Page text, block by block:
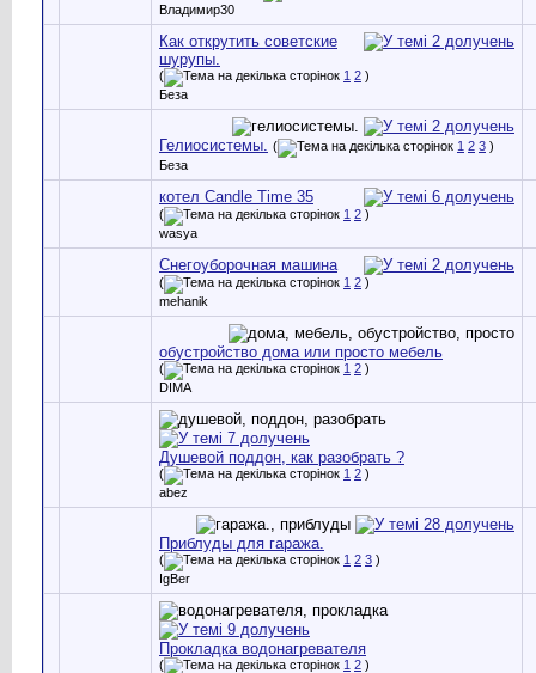
Владимир30
Как открутить советские
шурупы.
( 1 2 )
Беза
Гелиосистемы. ( 1 2 3 )
Беза
котел Candle Time 35
( 1 2 )
wasya
Снегоуборочная машина
( 1 2 )
mehanik
обустройство дома или просто мебель
( 1 2 )
DIMA
Душевой поддон, как разобрать ?
( 1 2 )
abez
Приблуды для гаража.
( 1 2 3 )
IgBer
Прокладка водонагревателя
( 1 2 )